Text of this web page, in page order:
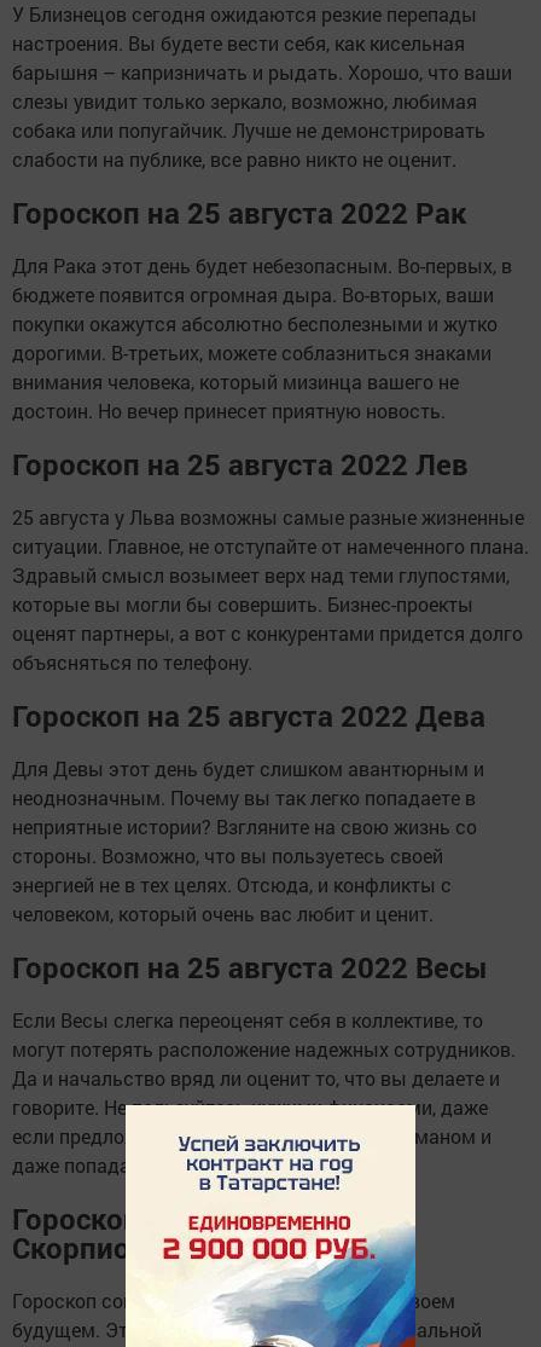
У Близнецов сегодня ожидаются резкие перепады
настроения. Вы будете вести себя, как кисельная
барышня – капризничать и рыдать. Хорошо, что ваши
слезы увидит только зеркало, возможно, любимая
собака или попугайчик. Лучше не демонстрировать
слабости на публике, все равно никто не оценит.
Гороскоп на 25 августа 2022 Рак
Для Рака этот день будет небезопасным. Во-первых, в
бюджете появится огромная дыра. Во-вторых, ваши
покупки окажутся абсолютно бесполезными и жутко
дорогими. В-третьих, можете соблазниться знаками
внимания человека, который мизинца вашего не
достоин. Но вечер принесет приятную новость.
Гороскоп на 25 августа 2022 Лев
25 августа у Льва возможны самые разные жизненные
ситуации. Главное, не отступайте от намеченного плана.
Здравый смысл возымеет верх над теми глупостями,
которые вы могли бы совершить. Бизнес-проекты
оценят партнеры, а вот с конкурентами придется долго
объясняться по телефону.
Гороскоп на 25 августа 2022 Дева
Для Девы этот день будет слишком авантюрным и
неоднозначным. Почему вы так легко попадаете в
неприятные истории? Взгляните на свою жизнь со
стороны. Возможно, что вы пользуетесь своей
энергией не в тех целях. Отсюда, и конфликты с
человеком, который очень вас любит и ценит.
Гороскоп на 25 августа 2022 Весы
Если Весы слегка переоценят себя в коллективе, то
могут потерять расположение надежных сотрудников.
Да и начальство вряд ли оценит то, что вы делаете и
говорите. Не пользуйтесь чужими финансами, даже
если предложат. Это чревато интригами, обманом и
даже попаданием в полицейский участок.
Гороскоп на 25 августа 2022
Скорпион
Гороскоп советует Скорпиону подумать о своем
будущем. Это больше касается профессиональной